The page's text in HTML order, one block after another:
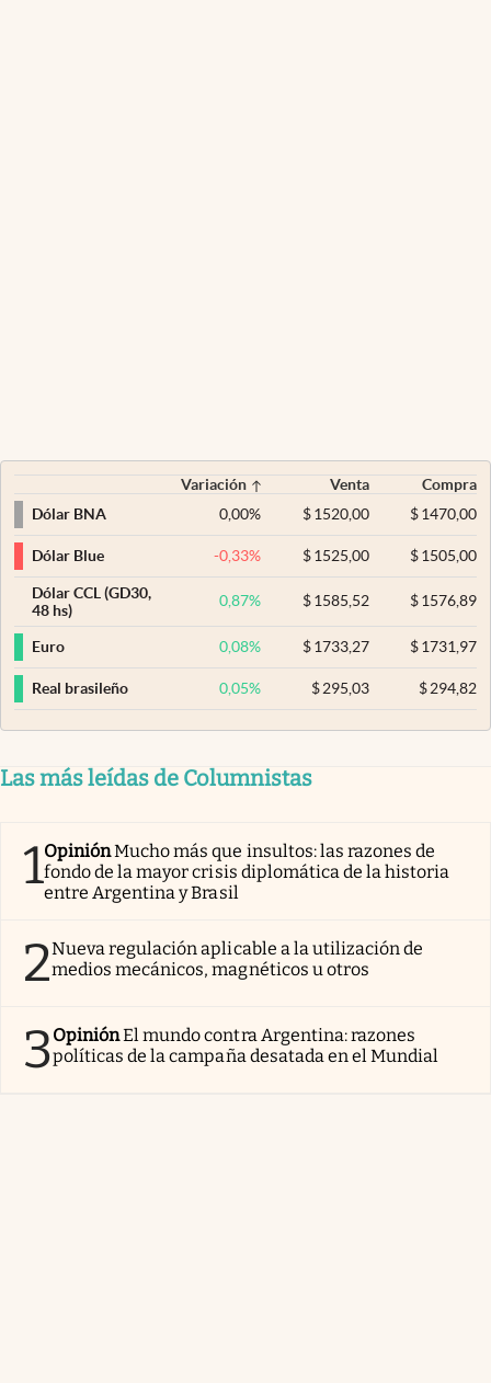
Variación Venta
Compra
Dólar BNA
0,00% $ 1520,00 $1470,00
Dólar Blue -0,33% $ 1525,00 $1505,00
Dólar CCL (GD30,
48 hs)
0,87% $ 1585,52 $1576,89
Euro 0,08% $ 1733,27 $1731,97
Real brasileño 0,05% $ 295,03 $294,82
Las más leídas de Columnistas
1OpiniónMucho más que insultos: las razones de
fondo de la mayor crisis diplomática de la historia
entre Argentina y Brasil
2Nueva regulación aplicable a la utilización de
medios mecánicos, magnéticos u otros
3OpiniónEl mundo contra Argentina: razones
políticas de la campaña desatada en el Mundial